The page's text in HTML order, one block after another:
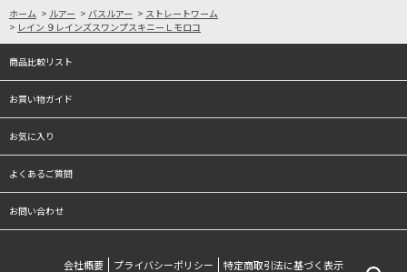
ホーム > ルアー > バスルアー > ストレートワーム
> レイン ９レインズスワンプスキニーＬモロコ
商品比較リスト
お買い物ガイド
お気に入り
よくあるご質問
お問い合わせ
会社概要 プライバシーポリシー 特定商取引法に基づく表示